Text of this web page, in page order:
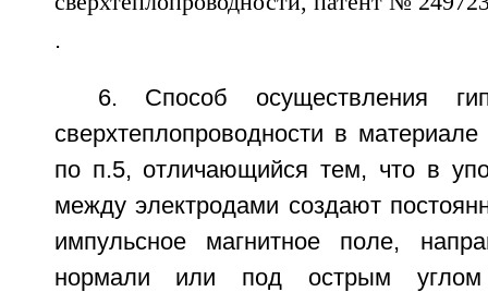
.
6. Способ осуществления
сверхтеплопроводности в
по п.5, отличающийся тем, что в
между электродами создают
импульсное магнитное поле,
нормали или под острым углом